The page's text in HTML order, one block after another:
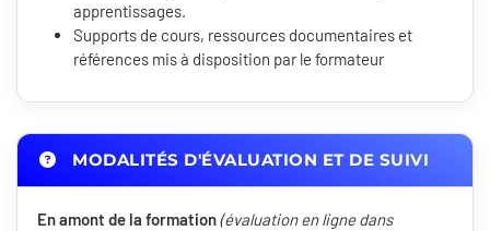
apprentissages.
Supports de cours, ressources documentaires et
références mis à disposition par le formateur
MODALITÉS D'ÉVALUATION ET DE SUIVI
En amont de la formation(évaluation en ligne dans